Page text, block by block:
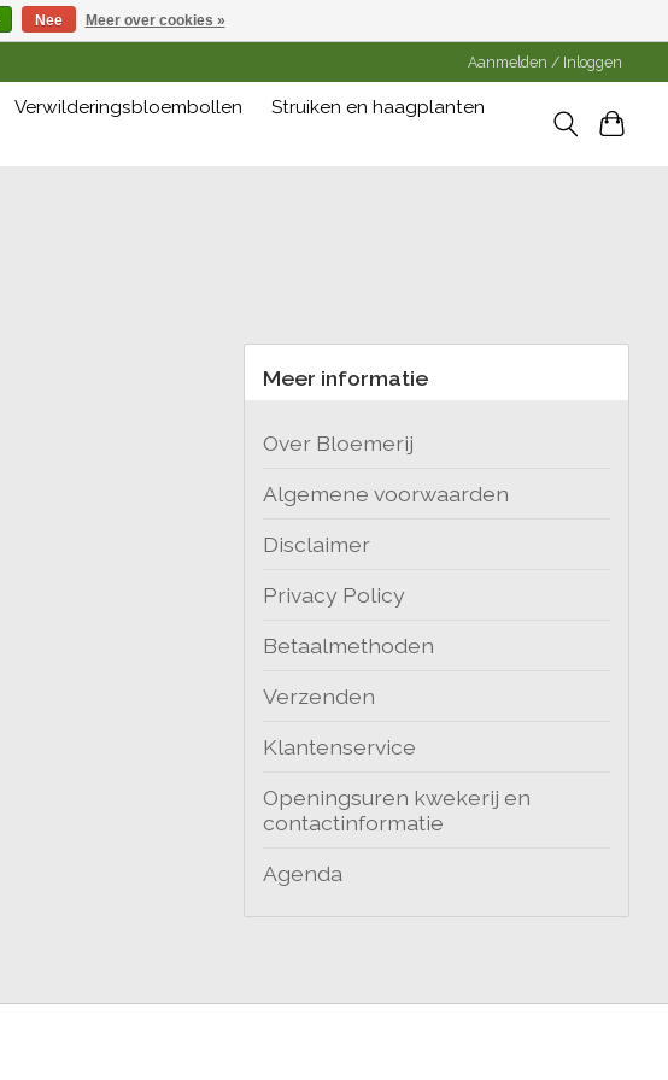
Aanmelden / Inloggen
Verwilderingsbloembollen
Struiken en haagplanten
Meer informatie
Over Bloemerij
Algemene voorwaarden
Disclaimer
Privacy Policy
Betaalmethoden
Verzenden
Klantenservice
Openingsuren kwekerij en
contactinformatie
Agenda
Nee Meer over cookies »